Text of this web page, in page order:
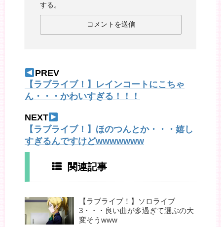
する。
PREV
【ラブライブ！】レインコートにこちゃ
ん・・・かわいすぎる！！！
NEXT
【ラブライブ！】ほのつんとか・・・嬉し
すぎるんですけどwwwwwww
関連記事
【ラブライブ！】ソロライブ
3・・・良い曲が多過ぎて選ぶの大
変そうwww